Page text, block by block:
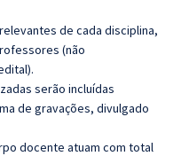
de cada disciplina,
(não
serão incluídas
de gravações, divulgado
docente atuam com total